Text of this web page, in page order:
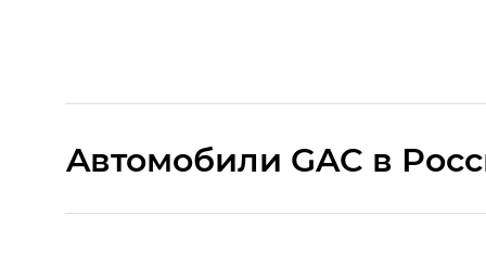
Aвтомобили GAC в